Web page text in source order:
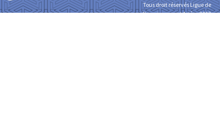
13 Rue du Lieutenant
Tous droit réservés Ligue de
l’enseignement Ariége 2013-